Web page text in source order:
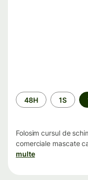
Perioada
48H 1S
Folosim cursul de
comerciale mascate
multe